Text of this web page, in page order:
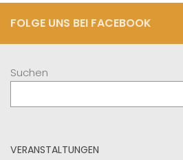
FOLGE UNS BEI FACEBOOK
Suchen
VERANSTALTUNGEN